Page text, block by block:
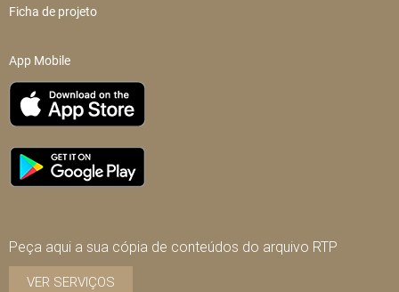
Ficha de projeto
App Mobile
Peça aqui a sua cópia de conteúdos do arquivo RTP
VER SERVIÇOS